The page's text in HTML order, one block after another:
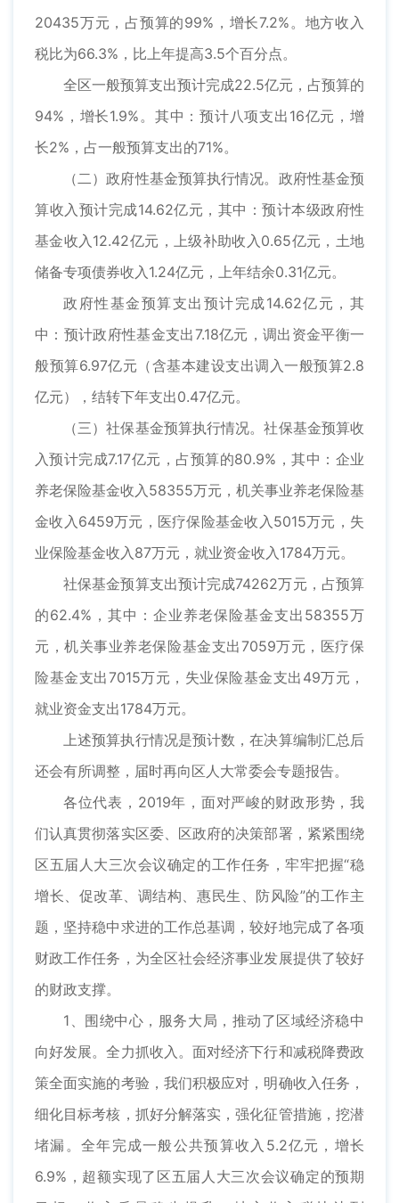
20435万元，占预算的99%，增长7.2%。地方收入
税比为66.3%，比上年提高3.5个百分点。
全区一般预算支出预计完成22.5亿元，占预算的
94%，增长1.9%。其中：预计八项支出16亿元，增
长2%，占一般预算支出的71%。
（二）政府性基金预算执行情况。政府性基金预
算收入预计完成14.62亿元，其中：预计本级政府性
基金收入12.42亿元，上级补助收入0.65亿元，土地
储备专项债券收入1.24亿元，上年结余0.31亿元。
政府性基金预算支出预计完成14.62亿元，其
中：预计政府性基金支出7.18亿元，调出资金平衡一
般预算6.97亿元（含基本建设支出调入一般预算2.8
亿元），结转下年支出0.47亿元。
（三）社保基金预算执行情况。社保基金预算收
入预计完成7.17亿元，占预算的80.9%，其中：企业
养老保险基金收入58355万元，机关事业养老保险基
金收入6459万元，医疗保险基金收入5015万元，失
业保险基金收入87万元，就业资金收入1784万元。
社保基金预算支出预计完成74262万元，占预算
的62.4%，其中：企业养老保险基金支出58355万
元，机关事业养老保险基金支出7059万元，医疗保
险基金支出7015万元，失业保险基金支出49万元，
就业资金支出1784万元。
上述预算执行情况是预计数，在决算编制汇总后
还会有所调整，届时再向区人大常委会专题报告。
各位代表，2019年，面对严峻的财政形势，我
们认真贯彻落实区委、区政府的决策部署，紧紧围绕
区五届人大三次会议确定的工作任务，牢牢把握“稳
增长、促改革、调结构、惠民生、防风险”的工作主
题，坚持稳中求进的工作总基调，较好地完成了各项
财政工作任务，为全区社会经济事业发展提供了较好
的财政支撑。
1、围绕中心，服务大局，推动了区域经济稳中
向好发展。全力抓收入。面对经济下行和减税降费政
策全面实施的考验，我们积极应对，明确收入任务，
细化目标考核，抓好分解落实，强化征管措施，挖潜
堵漏。全年完成一般公共预算收入5.2亿元，增长
6.9%，超额实现了区五届人大三次会议确定的预期